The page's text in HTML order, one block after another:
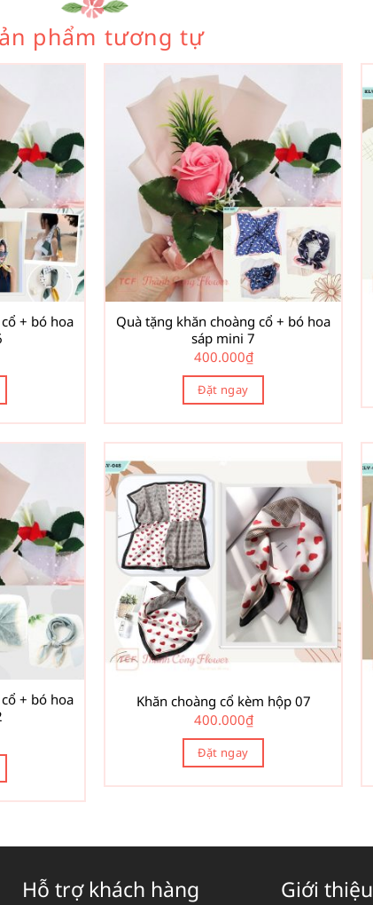
phẩm tương tự
+ bó hoa
Quà tặng khăn choàng cổ + bó hoa
sáp mini 7
400.000₫
Đặt ngay
+ bó hoa
Khăn choàng cổ kèm hộp 07
400.000₫
Đặt ngay
Hỗ trợ khách hàng Giới thiệu